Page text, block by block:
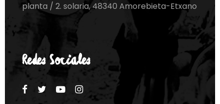
planta / 2. solaria, 48340 Amorebieta-Etxano
Redes Sociales